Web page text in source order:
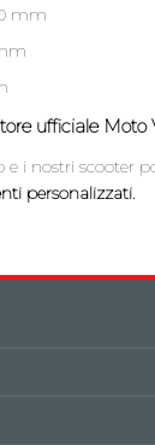
mm
ufficiale Moto
i nostri scooter
personalizzati.